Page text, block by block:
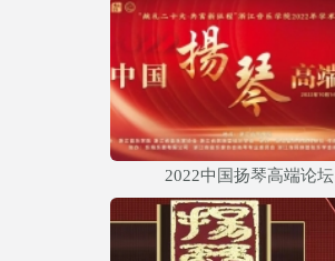
2022中国扬琴高端论坛